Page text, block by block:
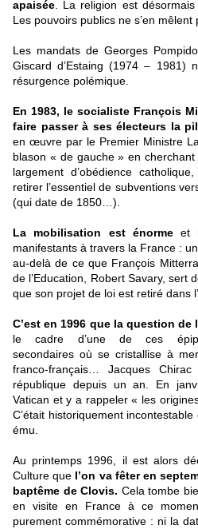
apaisée . La religion est
Les pouvoirs publics ne s’en mêlent
Les mandats de Georges
Giscard d’Estaing (1974 – 1981)
résurgence polémique.
En 1983, le socialiste François
faire passer à ses électeurs la
en œuvre par le Premier Ministre
blason « de gauche » en cherchant
largement d’obédience
retirer l’essentiel de subventions
(qui date de 1850…).
La mobilisation est énormeet
manifestants à travers la France :
au-delà de ce que François
de l’Education, Robert Savary, sert
que son projet de loi est retiré dans
C’est en 1996 que la question
le cadre d’une de ces
secondaires où se cristallise à
franco-français… Jacques
république depuis un an. En
Vatican et y a rappeler « les
C’était historiquement
ému.
Au printemps 1996, il est alors
Culture que l’on va fêter en
baptême de Clovis. Cela tombe
en visite en France à ce
purement commémorative : ni la